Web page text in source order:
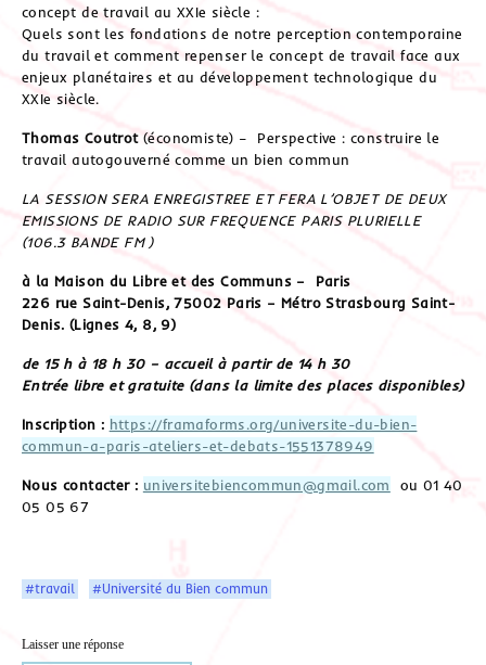
concept de travail au XXIe siècle :
Quels sont les fondations de notre perception contemporaine
du travail et comment repenser le concept de travail face aux
enjeux planétaires et au développement technologique du
XXIe siècle.
Thomas Coutrot (économiste) – Perspective : construire le
travail autogouverné comme un bien commun
LA SESSION SERA ENREGISTREE ET FERA L’OBJET DE DEUX
EMISSIONS DE RADIO SUR FREQUENCE PARIS PLURIELLE
(106.3 BANDE FM )
à la Maison du Libre et des Communs – Paris
226 rue Saint-Denis, 75002 Paris – Métro Strasbourg Saint-
Denis. (Lignes 4, 8, 9)
de 15 h à 18 h 30 – accueil à partir de 14 h 30
Entrée libre et gratuite (dans la limite des places disponibles)
Inscription : https://framaforms.org/universite-du-bien-
commun-a-paris-ateliers-et-debats-1551378949
Nous contacter : universitebiencommun@gmail.com
ou 01 40
05 05 67
#travail #Université du Bien commun
Laisser une réponse